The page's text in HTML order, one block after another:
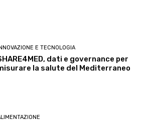
INNOVAZIONE E TECNOLOGIA
dati e governance per
la salute del Mediterraneo